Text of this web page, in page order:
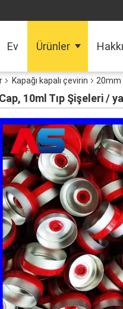
Ev Ürünler
Kapağı kapalı çevirin 20mm
10ml Tıp Şişeleri /